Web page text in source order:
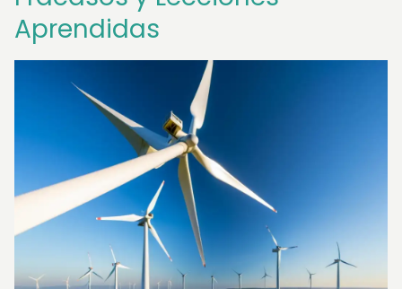
Aprendidas